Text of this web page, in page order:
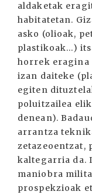
aldaketak
habitatetan.
asko (olioak,
plastikoak...)
horrek eragina
izan daiteke
egiten
poluitzailea
denean).
arrantza
zetazeoentzat,
kaltegarria da.
maniobra
prospekzioak